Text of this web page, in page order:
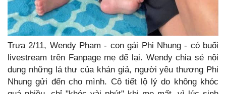
Trưa 2/11, Wendy Phạm - con gái Phi Nhung - có buổi
livestream trên Fanpage mẹ để lại. Wendy chia sẻ nội
dung những lá thư của khán giả, người yêu thương Phi
Nhung gửi đến cho mình. Cô tiết lộ lý do không khóc